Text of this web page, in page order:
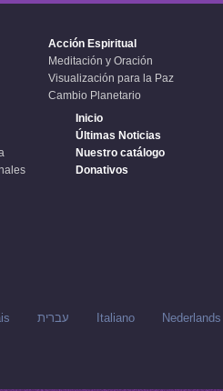
Acción Espiritual
Meditación y Oración
Visualización para la Paz
Cambio Planetario
Inicio
Últimas Noticias
Nuestro catálogo
Donativos
עברית Italiano Nederlands